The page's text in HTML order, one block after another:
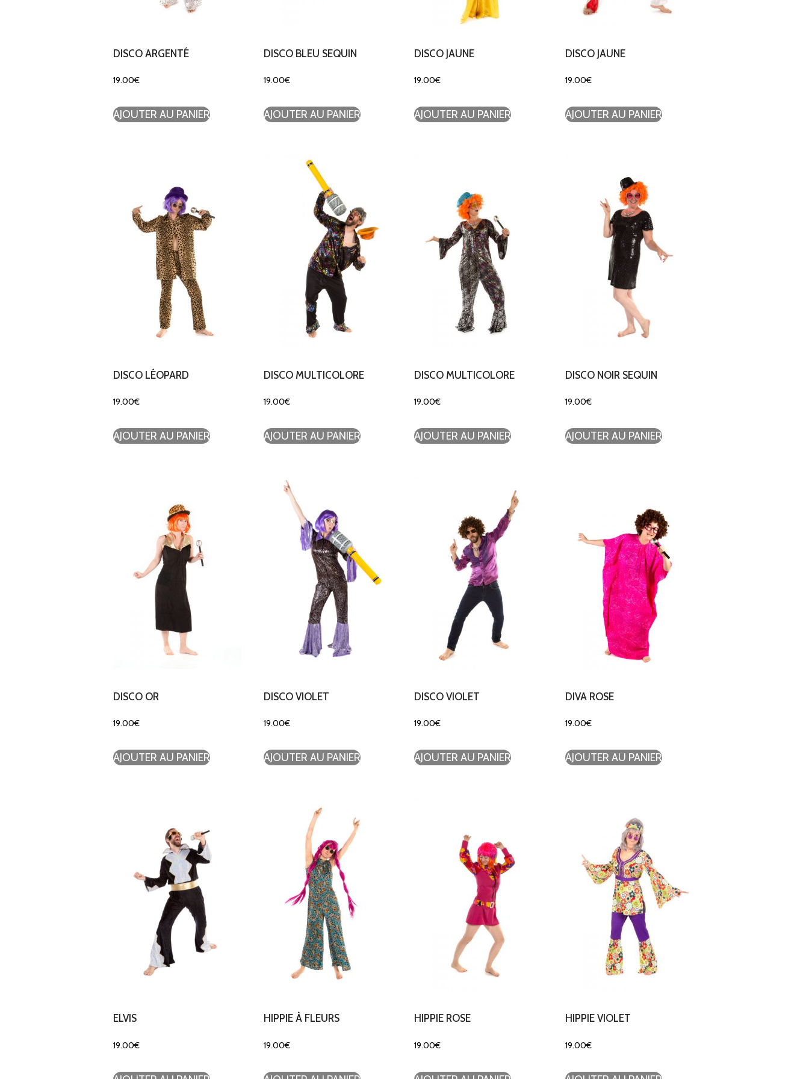
DISCO ARGENTÉ
19.00€
AJOUTER AU PANIER
DISCO BLEU SEQUIN
19.00€
AJOUTER AU PANIER
DISCO JAUNE
19.00€
AJOUTER AU PANIER
DISCO JAUNE
19.00€
AJOUTER AU PANIER
DISCO LÉOPARD
19.00€
AJOUTER AU PANIER
DISCO MULTICOLORE
19.00€
AJOUTER AU PANIER
DISCO MULTICOLORE
19.00€
AJOUTER AU PANIER
DISCO NOIR SEQUIN
19.00€
AJOUTER AU PANIER
DISCO OR
19.00€
AJOUTER AU PANIER
DISCO VIOLET
19.00€
AJOUTER AU PANIER
DISCO VIOLET
19.00€
AJOUTER AU PANIER
DIVA ROSE
19.00€
AJOUTER AU PANIER
ELVIS
19.00€
HIPPIE À FLEURS
19.00€
HIPPIE ROSE
19.00€
HIPPIE VIOLET
19.00€